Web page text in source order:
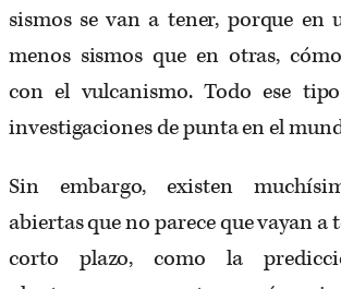
sismos se van a tener, porque en
menos sismos que en otras,
con el vulcanismo. Todo ese
investigaciones de punta en el
Sin embargo, existen
abiertas que no parece que vayan a
corto plazo, como la